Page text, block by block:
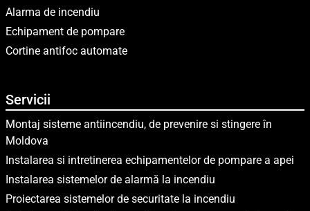
Alarma de incendiu
Echipament de pompare
Cortine antifoc automate
Servicii
Montaj sisteme antiincendiu, de prevenire si stingere în
Moldova
Instalarea si intretinerea echipamentelor de pompare a apei
Instalarea sistemelor de alarmă la incendiu
Proiectarea sistemelor de securitate la incendiu